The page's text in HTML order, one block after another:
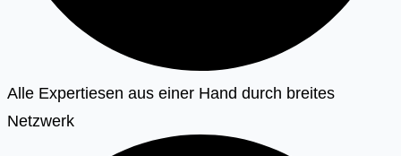
Alle Expertiesen aus einer Hand durch breites
Netzwerk